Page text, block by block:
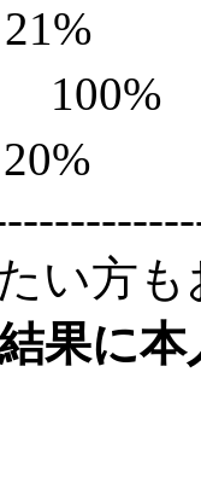
100%
い方
果に